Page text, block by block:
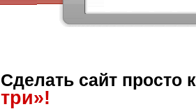
Сделать сайт просто
три»!